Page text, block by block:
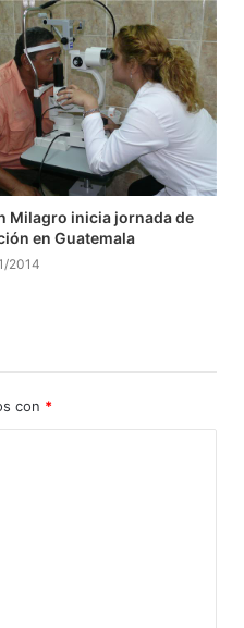
Milagro inicia jornada de
en Guatemala
2014
con *